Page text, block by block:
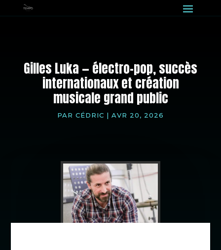
Gilles Luka — électro-pop, succès
internationaux et création
musicale grand public
PAR CÉDRIC | AVR 20, 2026